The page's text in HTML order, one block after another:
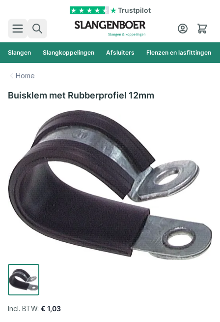
Trustpilot
Zoek
Cart
Slangen Slangkoppelingen Afsluiters Flenzen en lasfittingen
Home
Buisklem met Rubberprofiel 12mm
€ 1,03